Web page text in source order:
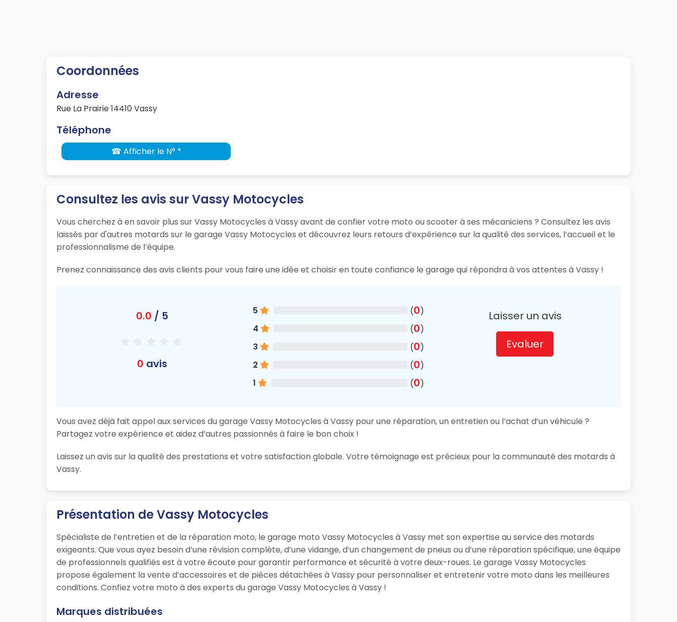
Coordonnées
Adresse
Rue La Prairie 14410 Vassy
Téléphone
☎ Afficher le N° *
Consultez les avis sur Vassy Motocycles
Vous cherchez à en savoir plus sur Vassy Motocycles à Vassy avant de confier votre moto ou scooter à ses mécaniciens ? Consultez les avis
laissés par d'autres motards sur le garage Vassy Motocycles et découvrez leurs retours d’expérience sur la qualité des services, l’accueil et le
professionnalisme de l’équipe.
Prenez connaissance des avis clients pour vous faire une idée et choisir en toute confiance le garage qui répondra à vos attentes à Vassy !
0.0 / 5
0 avis
5 (0)
4
(0)
3
(0)
2
(0)
1
(0)
Laisser un avis
Evaluer
Vous avez déjà fait appel aux services du garage Vassy Motocycles à Vassy pour une réparation, un entretien ou l’achat d’un véhicule ?
Partagez votre expérience et aidez d’autres passionnés à faire le bon choix !
Laissez un avis sur la qualité des prestations et votre satisfaction globale. Votre témoignage est précieux pour la communauté des motards à
Vassy.
Présentation de Vassy Motocycles
Spécialiste de l’entretien et de la réparation moto, le garage moto Vassy Motocycles à Vassy met son expertise au service des motards
exigeants. Que vous ayez besoin d’une révision complète, d’une vidange, d’un changement de pneus ou d’une réparation spécifique, une équipe
de professionnels qualifiés est à votre écoute pour garantir performance et sécurité à votre deux-roues. Le garage Vassy Motocycles
propose également la vente d’accessoires et de pièces détachées à Vassy pour personnaliser et entretenir votre moto dans les meilleures
conditions. Confiez votre moto à des experts du garage Vassy Motocycles à Vassy !
Marques distribuées